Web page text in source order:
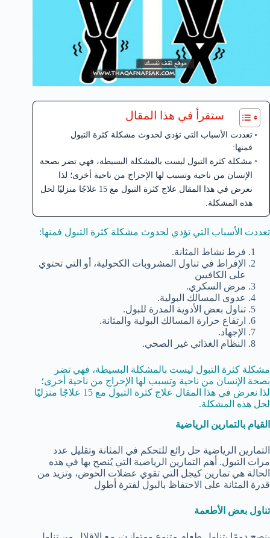
ستقرأ في هذا المقال
تعددت الأسباب التي تؤدي لحدوث مشكلة كثرة التبول
فمنها:
مشكلة كثرة التبول ليست بالمشكلة البسيطة، فهي تضر بصحة
الإنسان من ناحية وتسبب لها الإحراج من ناحية أخرى؛ لذا
نعرض في هذا المقال علاج كثرة التبول مع 15 علاجًا منزليًا لحل
هذه المشكلة.
تعددت الأسباب التي تؤدي لحدوث مشكلة كثرة التبول فمنها:
فرط نشاط المثانة.
الإفراط في تناول المشروبات الكحولية، أو التي تحتوي
على الكافيين
مرض السكري.
عدوى المسالك البولية.
تناول بعض الأدوية المدرة للبول.
ارتفاع حرارة المسالك البولية والمثانة.
الإجهاد.
النظام الغذائي غير الصحي.
مشكلة كثرة التبول ليست بالمشكلة البسيطة، فهي تضر
بصحة الإنسان من ناحية وتسبب لها الإحراج من ناحية أخرى؛
لذا نعرض في هذا المقال علاج كثرة التبول مع 15 علاجًا منزليًا
لحل هذه المشكلة.
القيام بالتمارين الرياضية
التمارين الرياضية حل رائع للتحكم في المثانة وتقليل عدد
مرات التبول. أهم التمارين الرياضية التي يُنصح بها في هذه
الحالة هي تمارين كيجل التي تقوي عضلات الحوض، وتزيد من
قدرة المثانة على الاحتفاظ بالبول لفترة أطول
تناول بعض الأطعمة